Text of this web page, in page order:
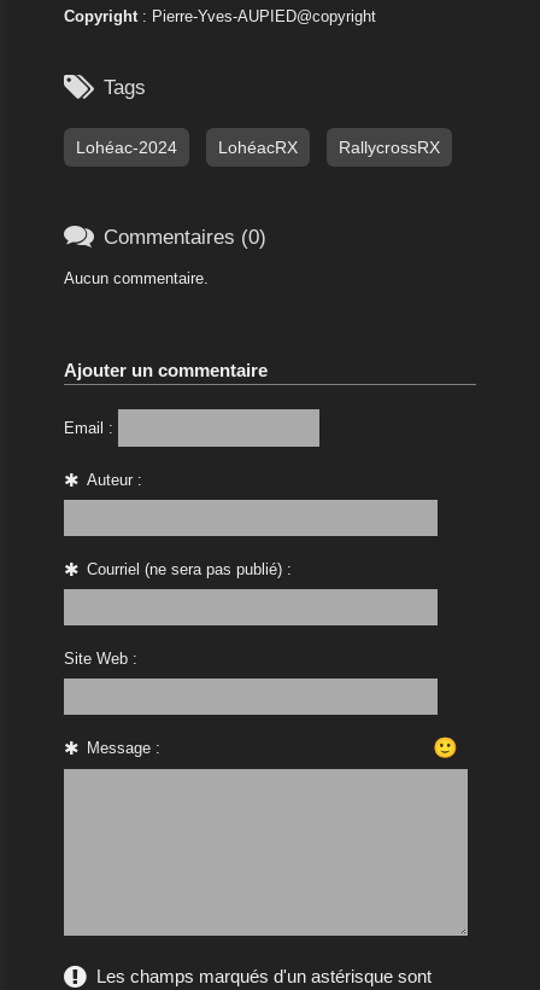
Copyright: Pierre-Yves-AUPIED@copyright
 Tags
Lohéac-2024 LohéacRX RallycrossRX
 Commentaires (0)
Aucun commentaire.
Ajouter un commentaire
Email :
Auteur :
Courriel (ne sera pas publié) :
Site Web :
Message : 🙂
Les champs marqués d'un astérisque sont